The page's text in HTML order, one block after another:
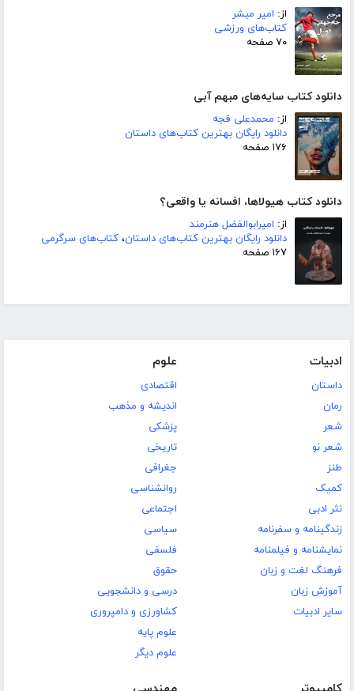
از: امیر مبشر
کتاب‌های ورزشی
۷۰ صفحه
دانلود کتاب سایه‌های مبهم آبی
از: محمدعلی قجه
دانلود رایگان بهترین کتاب‌های داستان
۱۷۶ صفحه
دانلود کتاب هیولاها، افسانه یا واقعی؟
از: امیرابوالفضل هنرمند
دانلود رایگان بهترین کتاب‌های داستان، کتاب‌های سرگرمی
۱۶۷ صفحه
ادبیات
داستان
رمان
شعر
شعر نو
طنز
کمیک
نثر ادبی
زندگینامه و سفرنامه
نمایشنامه و فیلمنامه
فرهنگ لغت و زبان
آموزش زبان
سایر ادبیات
علوم
اقتصادی
اندیشه و مذهب
پزشکی
تاریخی
جغرافی
روانشناسی
اجتماعی
سیاسی
فلسفی
حقوق
درسی و دانشجویی
کشاورزی و دامپروری
علوم پایه
علوم دیگر